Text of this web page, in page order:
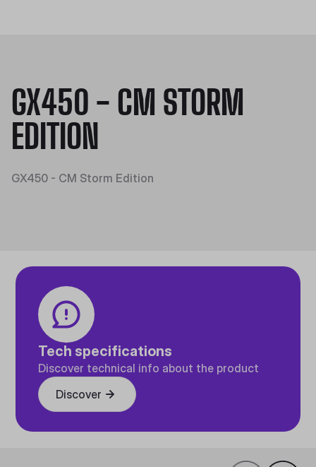
GX450 - CM STORM
EDITION
GX450 - CM Storm Edition
Tech specifications
Discover technical info about the product
Discover